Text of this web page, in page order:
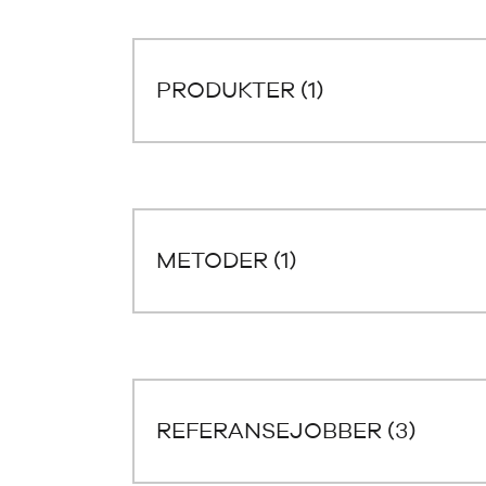
PRODUKTER (1)
METODER (1)
REFERANSEJOBBER (3)